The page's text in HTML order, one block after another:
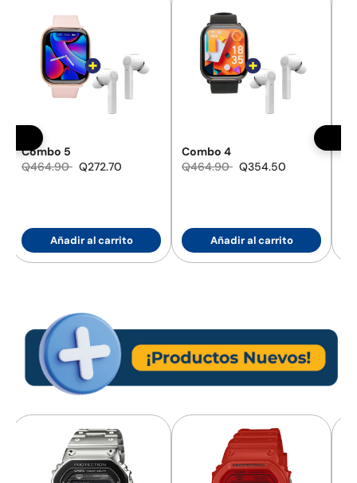
Combo 4
Q464.90
Q354.50
Añadir al carrito
Combo 2
Q480.84 Q251.25
Añadir al carrito